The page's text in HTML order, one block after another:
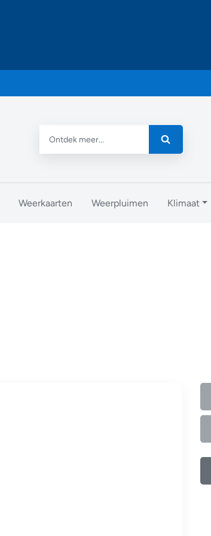
Weerkaarten Weerpluimen Klimaat